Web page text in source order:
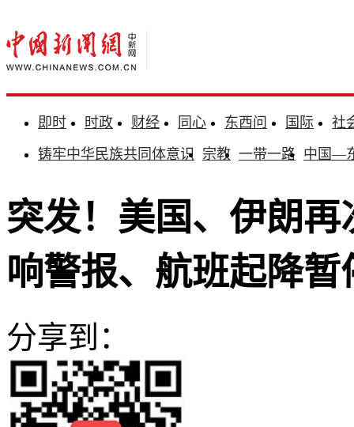
即时 时政 财经 同心 东西问 国际
社
铸牢中华民族共同体意识 宗教 一带一路 中国—
突发！美国、伊朗
响警报、航班起降暂
分享到：